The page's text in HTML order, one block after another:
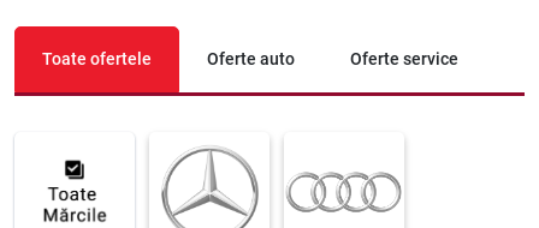
Toate ofertele Oferte auto Oferte service